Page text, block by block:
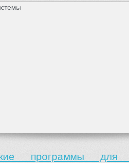
программы для